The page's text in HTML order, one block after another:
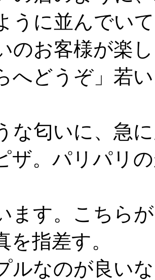
うに並んでい
のお客様が楽
へどうぞ」若
な匂いに、急
ザ。パリパリ
ます。こちら
を指差す。
ルなのが良い